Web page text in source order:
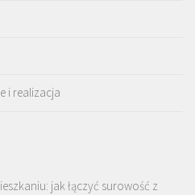
i realizacja
jak łączyć surowość z